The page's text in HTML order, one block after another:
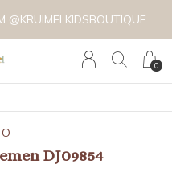
0
@KRUIMELKIDSBOUTIQUE
DJ09854